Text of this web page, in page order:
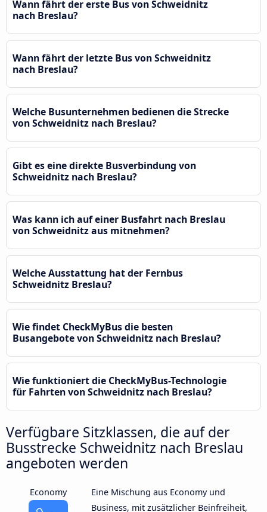
Wann fährt der erste Bus von Schweidnitz
nach Breslau?
Wann fährt der letzte Bus von Schweidnitz
nach Breslau?
Welche Busunternehmen bedienen die Strecke
von Schweidnitz nach Breslau?
Gibt es eine direkte Busverbindung von
Schweidnitz nach Breslau?
Was kann ich auf einer Busfahrt nach Breslau
von Schweidnitz aus mitnehmen?
Welche Ausstattung hat der Fernbus
Schweidnitz Breslau?
Wie findet CheckMyBus die besten
Busangebote von Schweidnitz nach Breslau?
Wie funktioniert die CheckMyBus-Technologie
für Fahrten von Schweidnitz nach Breslau?
Verfügbare Sitzklassen, die auf der
Busstrecke Schweidnitz nach Breslau
angeboten werden
Economy
Eine Mischung aus Economy und
Business, mit zusätzlicher Beinfreiheit,